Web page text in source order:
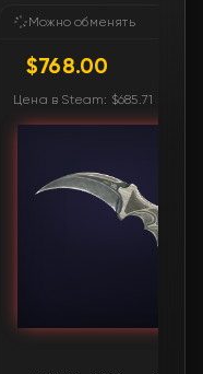
$878.61
$905.81
$905.81🛒
$996.40🛒
Можно обменять
$768.00
Цена в Steam: $685.71